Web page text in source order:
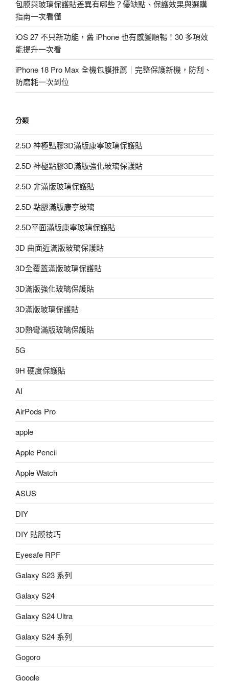
包膜與玻璃保護貼差異有哪些？優缺點、保護效果與選購
指南一次看懂
iOS 27 不只新功能，舊 iPhone 也有感變順暢！30 多項效
能提升一次看
iPhone 18 Pro Max 全機包膜推薦｜完整保護新機，防刮、
防磨耗一次到位
分類
2.5D 神極點膠3D滿版康寧玻璃保護貼
2.5D 神極點膠3D滿版強化玻璃保護貼
2.5D 非滿版玻璃保護貼
2.5D 點膠滿版康寧玻璃
2.5D平面滿版康寧玻璃保護貼
3D 曲面近滿版玻璃保護貼
3D全覆蓋滿版玻璃保護貼
3D滿版強化玻璃保護貼
3D滿版玻璃保護貼
3D熱彎滿版玻璃保護貼
5G
9H 硬度保護貼
AI
AirPods Pro
apple
Apple Pencil
Apple Watch
ASUS
DIY
DIY 貼膜技巧
Eyesafe RPF
Galaxy S23 系列
Galaxy S24
Galaxy S24 Ultra
Galaxy S24 系列
Gogoro
Google